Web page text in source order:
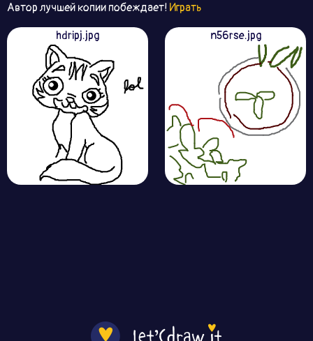
Автор лучшей копии побеждает! Играть
hdripj.jpg
n56rse.jpg